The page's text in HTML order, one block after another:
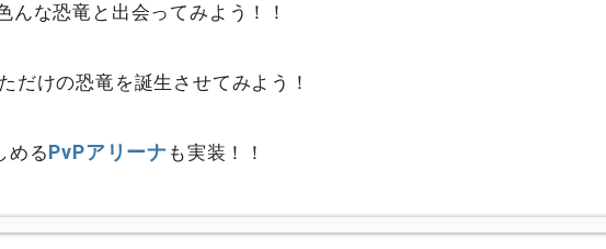
んな恐竜と出会ってみよう！！
だけの恐竜を誕生させてみよう！
めるPvPアリーナ も実装！！